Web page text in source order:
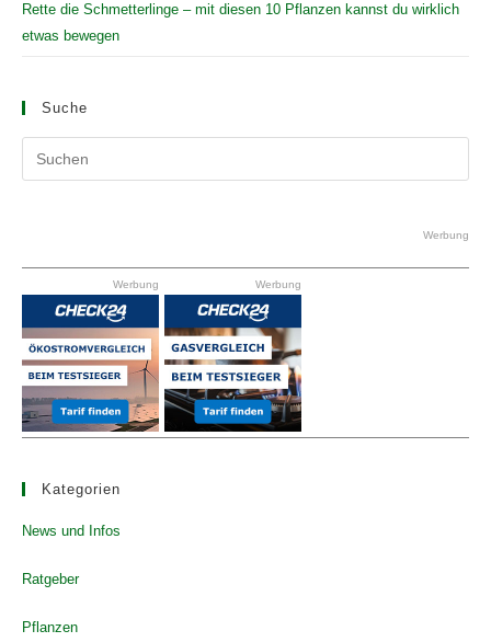
Rette die Schmetterlinge – mit diesen 10 Pflanzen kannst du wirklich
etwas bewegen
Suche
the
Werbung
Werbung Werbung
Kategorien
News und Infos
Ratgeber
Pflanzen